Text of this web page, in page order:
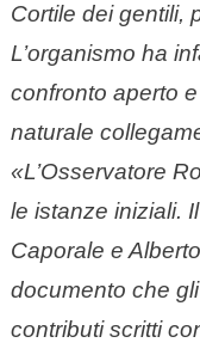
Cortile dei gentili,
L’organismo ha
confronto aperto
naturale
«L’Osservatore
le istanze iniziali.
Caporale e
documento che
contributi scritti